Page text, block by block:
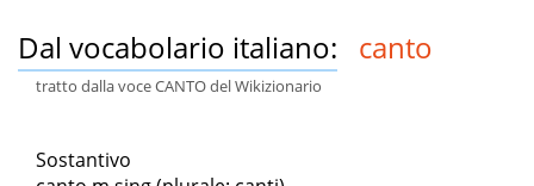
Dal vocabolario italiano: canto
tratto dalla voce CANTO del Wikizionario
Sostantivo